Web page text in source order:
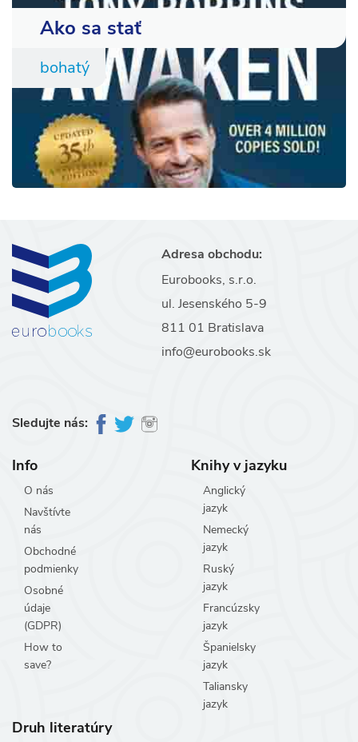
Ako sa stať
bohatý
Adresa obchodu:
Eurobooks, s.r.o.
ul. Jesenského 5-9
811 01 Bratislava
info@eurobooks.sk
Sledujte nás:
Info
O nás
Navštívte
nás
Obchodné
podmienky
Osobné
údaje
(GDPR)
How to
save?
Knihy v jazyku
Anglický
jazyk
Nemecký
jazyk
Ruský
jazyk
Francúzsky
jazyk
Španielsky
jazyk
Taliansky
jazyk
Druh literatúry